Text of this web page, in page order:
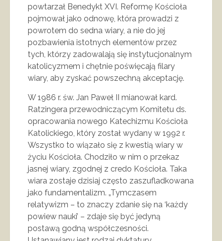
powtarzał Benedykt XVI. Reformę Kościoła
pojmował jako odnowę, która prowadzi z
powrotem do sedna wiary, a nie do jej
pozbawienia istotnych elementów przez
tych, którzy zadowalają się instytucjonalnym
katolicyzmem i chętnie poświęcają filary
wiary, aby zyskać powszechną akceptację.
W 1986 r. św. Jan Paweł II mianował kard.
Ratzingera przewodniczącym Komitetu ds.
opracowania nowego Katechizmu Kościoła
Katolickiego, który został wydany w 1992 r.
Wszystko to wiązało się z kwestią wiary w
życiu Kościoła. Chodziło w nim o przekaz
jasnej wiary, zgodnej z credo Kościoła. Taka
wiara zostaje dzisiaj często zaszufladkowana
jako fundamentalizm. „Tymczasem
relatywizm – to znaczy zdanie się na ‘każdy
powiew nauki’ – zdaje się być jedyną
postawą godną współczesności.